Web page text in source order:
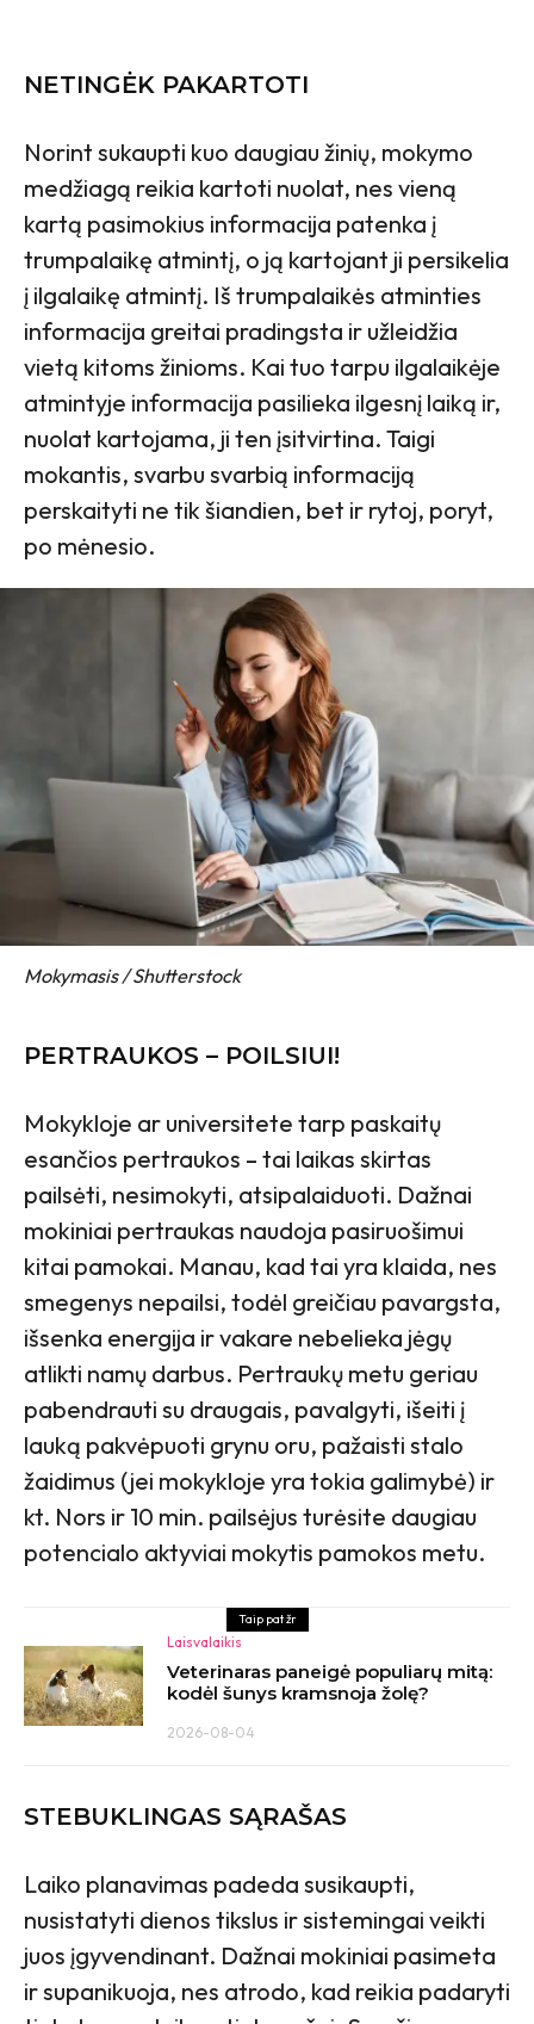
NETINGĖK PAKARTOTI
Norint sukaupti kuo daugiau žinių, mokymo
medžiagą reikia kartoti nuolat, nes vieną
kartą pasimokius informacija patenka į
trumpalaikę atmintį, o ją kartojant ji persikelia
į ilgalaikę atmintį. Iš trumpalaikės atminties
informacija greitai pradingsta ir užleidžia
vietą kitoms žinioms. Kai tuo tarpu ilgalaikėje
atmintyje informacija pasilieka ilgesnį laiką ir,
nuolat kartojama, ji ten įsitvirtina. Taigi
mokantis, svarbu svarbią informaciją
perskaityti ne tik šiandien, bet ir rytoj, poryt,
po mėnesio.
Mokymasis / Shutterstock
PERTRAUKOS – POILSIUI!
Mokykloje ar universitete tarp paskaitų
esančios pertraukos – tai laikas skirtas
pailsėti, nesimokyti, atsipalaiduoti. Dažnai
mokiniai pertraukas naudoja pasiruošimui
kitai pamokai. Manau, kad tai yra klaida, nes
smegenys nepailsi, todėl greičiau pavargsta,
išsenka energija ir vakare nebelieka jėgų
atlikti namų darbus. Pertraukų metu geriau
pabendrauti su draugais, pavalgyti, išeiti į
lauką pakvėpuoti grynu oru, pažaisti stalo
žaidimus (jei mokykloje yra tokia galimybė) ir
kt. Nors ir 10 min. pailsėjus turėsite daugiau
potencialo aktyviai mokytis pamokos metu.
Taip pat žr
Laisvalaikis
Veterinaras paneigė populiarų mitą:
kodėl šunys kramsnoja žolę?
2026-08-04
STEBUKLINGAS SĄRAŠAS
Laiko planavimas padeda susikaupti,
nusistatyti dienos tikslus ir sistemingai veikti
juos įgyvendinant. Dažnai mokiniai pasimeta
ir supanikuoja, nes atrodo, kad reikia padaryti